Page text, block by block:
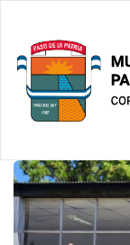
contenido
principal
Municipalidad
de Paso De
La Patria